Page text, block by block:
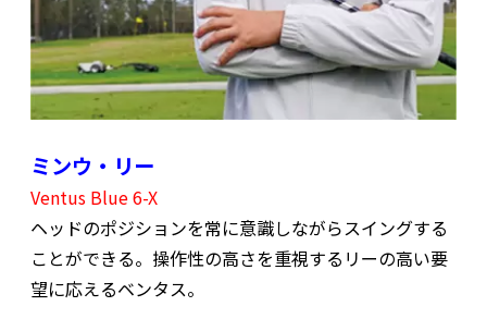
ミンウ・リー
Ventus Blue 6-X
ヘッドのポジションを常に意識しながらスイングする
ことができる。操作性の高さを重視するリーの高い要
望に応えるベンタス。